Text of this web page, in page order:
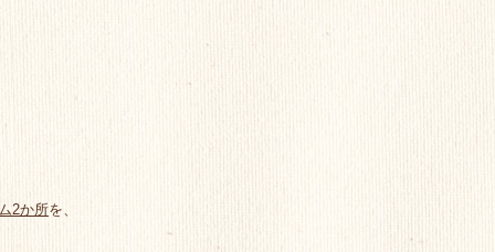
2か所を、